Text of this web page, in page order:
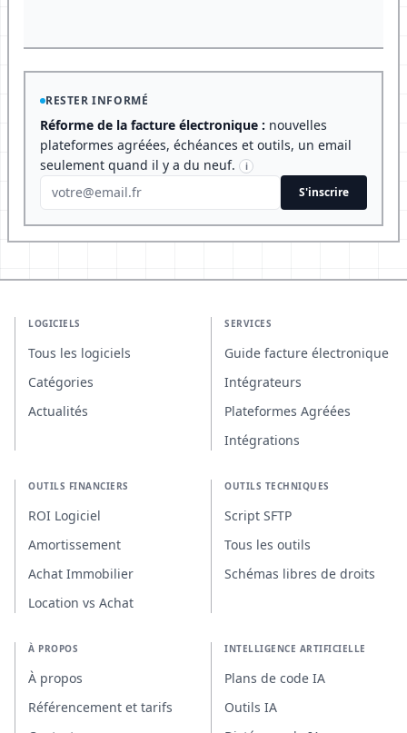
RESTER INFORMÉ
Réforme de la facture électronique : nouvelles
plateformes agréées, échéances et outils, un email
seulement quand il y a du neuf.
i
S'inscrire
LOGICIELS
Tous les logiciels
Catégories
Actualités
SERVICES
Guide facture électronique
Intégrateurs
Plateformes Agréées
Intégrations
OUTILS FINANCIERS
ROI Logiciel
Amortissement
Achat Immobilier
Location vs Achat
OUTILS TECHNIQUES
Script SFTP
Tous les outils
Schémas libres de droits
À PROPOS
À propos
Référencement et tarifs
INTELLIGENCE ARTIFICIELLE
Plans de code IA
Outils IA